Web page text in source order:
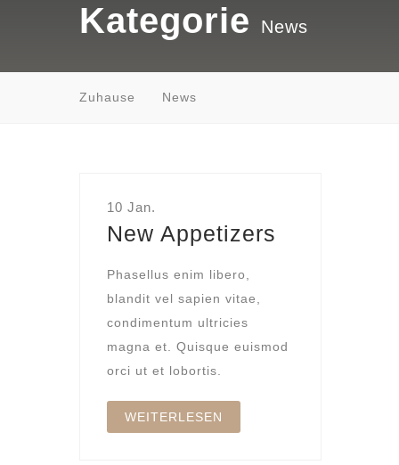
Kategorie News
Zuhause News
10 Jan.
New Appetizers
Phasellus enim libero,
blandit vel sapien vitae,
condimentum ultricies
magna et. Quisque euismod
orci ut et lobortis.
WEITERLESEN